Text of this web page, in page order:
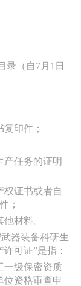
录（自7月1日
印件；
产任务的证明
权证书或者自
；
材料。
器装备科研生
可证”是指：
一级保密资质
位资格审查申